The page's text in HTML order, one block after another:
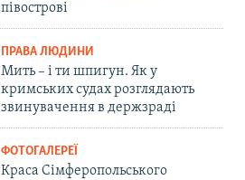
півострові
ПРАВА ЛЮДИНИ
Мить – і ти шпигун. Як у
кримських судах розглядають
звинувачення в держзраді
ФОТОГАЛЕРЕЇ
Краса Сімферопольського